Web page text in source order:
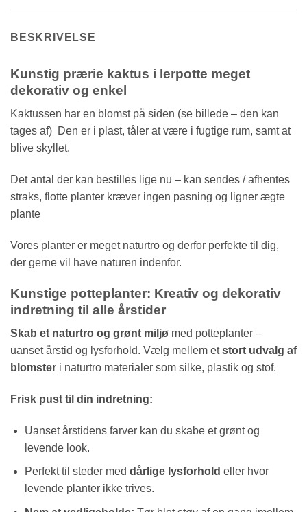
BESKRIVELSE
Kunstig prærie kaktus i lerpotte meget
dekorativ og enkel
Kaktussen har en blomst på siden (se billede – den kan
tages af) Den er i plast, tåler at være i fugtige rum, samt at
blive skyllet.
Det antal der kan bestilles lige nu – kan sendes / afhentes
straks, flotte planter kræver ingen pasning og ligner ægte
plante
Vores planter er meget naturtro og derfor perfekte til dig,
der gerne vil have naturen indenfor.
Kunstige potteplanter: Kreativ og dekorativ
indretning til alle årstider
Skab et naturtro og grønt miljø med potteplanter –
uanset årstid og lysforhold. Vælg mellem etstort udvalg af
blomster i naturtro materialer som silke, plastik og stof.
Frisk pust til din indretning:
Uanset årstidens farver kan du skabe et grønt og
levende look.
Perfekt til steder med dårlige lysforhold eller hvor
levende planter ikke trives.